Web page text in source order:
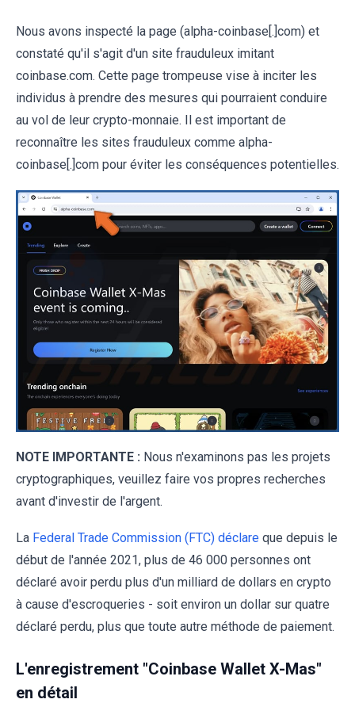
Nous avons inspecté la page (alpha-coinbase[.]com) et
constaté qu'il s'agit d'un site frauduleux imitant
coinbase.com. Cette page trompeuse vise à inciter les
individus à prendre des mesures qui pourraient conduire
au vol de leur crypto-monnaie. Il est important de
reconnaître les sites frauduleux comme alpha-
coinbase[.]com pour éviter les conséquences potentielles.
NOTE IMPORTANTE : Nous n'examinons pas les projets
cryptographiques, veuillez faire vos propres recherches
avant d'investir de l'argent.
La Federal Trade Commission (FTC) déclare que depuis le
début de l'année 2021, plus de 46 000 personnes ont
déclaré avoir perdu plus d'un milliard de dollars en crypto
à cause d'escroqueries - soit environ un dollar sur quatre
déclaré perdu, plus que toute autre méthode de paiement.
L'enregistrement "Coinbase Wallet X-Mas"
en détail